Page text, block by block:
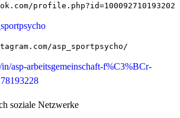
profile.php?id=100092710193202
asp_sportpsycho/
asp-arbeitsgemeinschaft-f%C3%BCr-
soziale Netzwerke